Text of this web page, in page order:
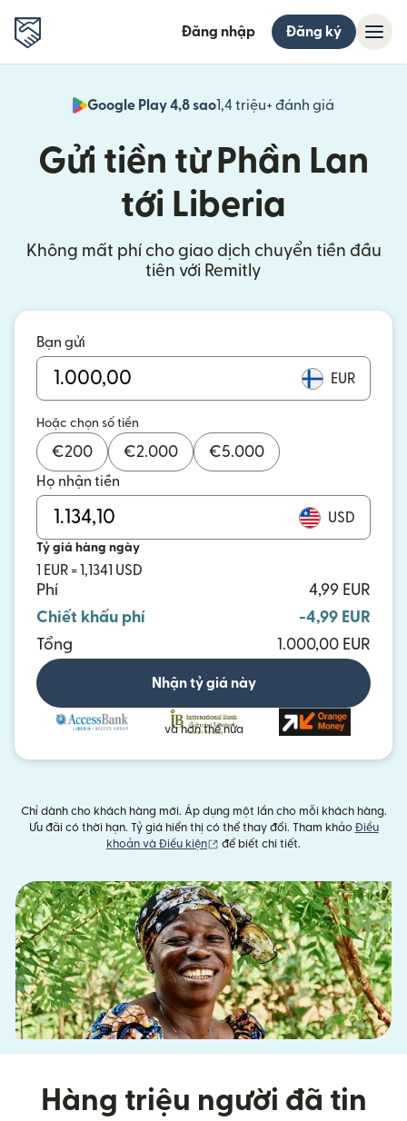
Đăng nhập Đăng ký
Google Play 4,8 sao1,4 triệu+ đánh giá
Gửi tiền từ Phần Lan
tới Liberia
Không mất phí cho giao dịch chuyển tiền đầu
tiên với Remitly
Bạn gửi
EUR
Hoặc chọn số tiền
€200 €2.000 €5.000
Họ nhận tiền
USD
Tỷ giá hàng ngày
1 EUR = 1,1341 USD
Phí
4,99 EUR
Chiết khấu phí
-4,99 EUR
Tổng
1.000,00 EUR
Nhận tỷ giá này
và hơn thế nữa
Chỉ dành cho khách hàng mới. Áp dụng một lần cho mỗi khách hàng.
Ưu đãi có thời hạn. Tỷ giá hiển thị có thể thay đổi. Tham khảo Điều
khoản và Điều kiện
(mở trong cửa sổ mới)
để biết chi tiết.
Hàng triệu người đã tin